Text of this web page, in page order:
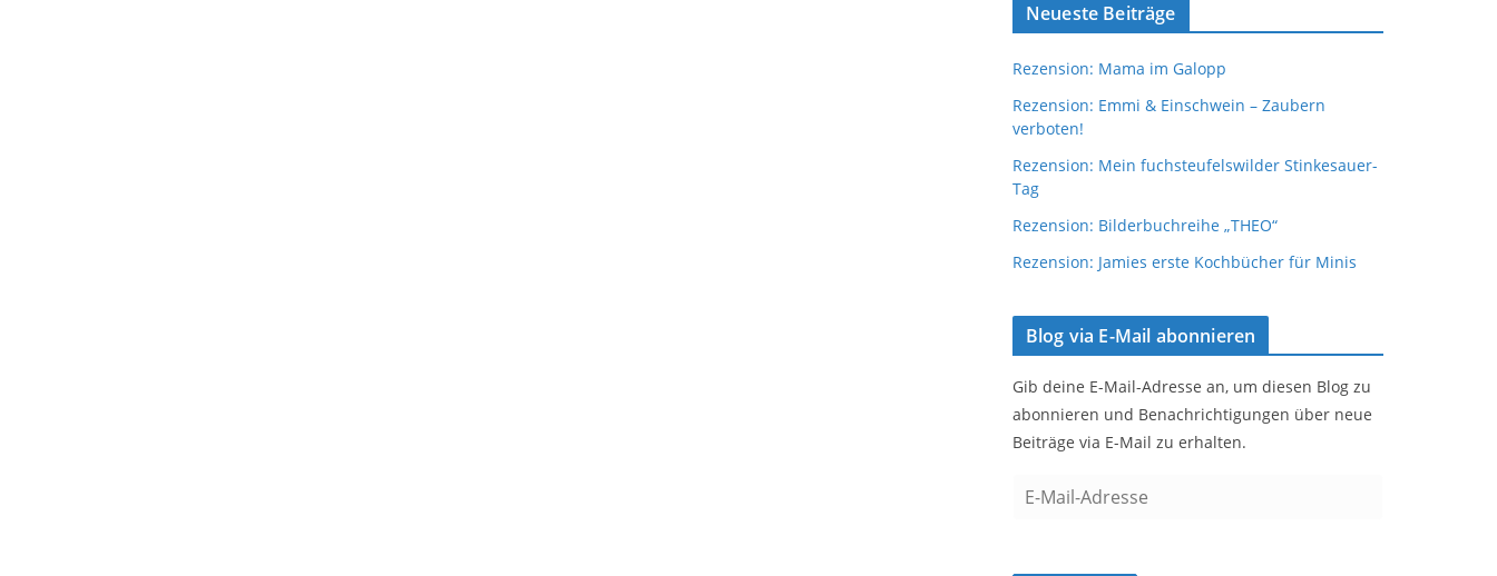
Neueste Beiträge
Rezension: Mama im Galopp
Rezension: Emmi & Einschwein – Zaubern
verboten!
Rezension: Mein fuchsteufelswilder Stinkesauer-
Tag
Rezension: Bilderbuchreihe „THEO“
Rezension: Jamies erste Kochbücher für Minis
Blog via E-Mail abonnieren
Gib deine E-Mail-Adresse an, um diesen Blog zu
abonnieren und Benachrichtigungen über neue
Beiträge via E-Mail zu erhalten.
a